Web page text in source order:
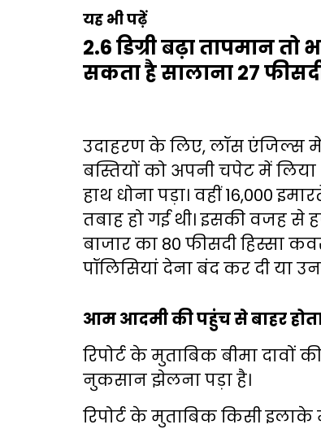
यह भी पढ़ें
2.6 डिग्री बढ़ा तापमान तो
सकता है सालाना 27
उदाहरण के लिए, लॉस
बस्तियों को अपनी चपेट में
हाथ धोना पड़ा। वहीं 16,000
तबाह हो गई थी। इसकी वजह से
बाजार का 80 फीसदी हिस्सा
पॉलिसियां देना बंद कर दी या
आम आदमी की पहुंच से बाहर
रिपोर्ट के मुताबिक बीमा
नुकसान झेलना पड़ा है।
रिपोर्ट के मुताबिक किसी